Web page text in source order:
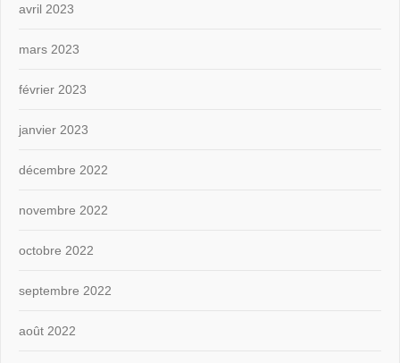
avril 2023
mars 2023
février 2023
janvier 2023
décembre 2022
novembre 2022
octobre 2022
septembre 2022
août 2022